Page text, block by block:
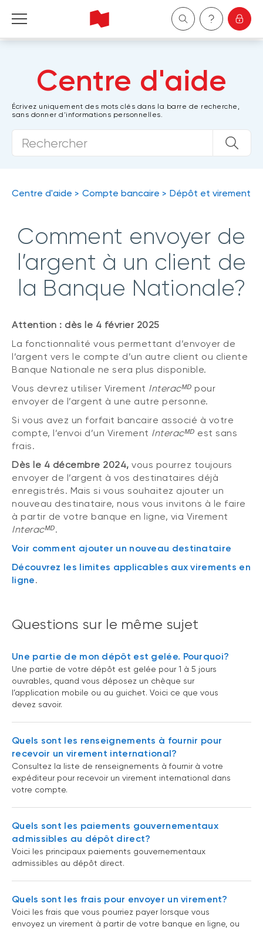
Entreprises
Gestion de patrimoine
Centre d'aide
Écrivez uniquement des mots clés dans la barre de recherche,
sans donner d'informations personnelles.
Centre d'aide Compte bancaire Dépôt et virement
Comment envoyer de
l’argent à un client de
la Banque Nationale?
Attention : dès le 4 février 2025
La fonctionnalité vous permettant d’envoyer de
l’argent vers le compte d’un autre client ou cliente
Banque Nationale ne sera plus disponible.
Vous devrez utiliser Virement Interacᴹᴰ pour
envoyer de l’argent à une autre personne.
Si vous avez un forfait bancaire associé à votre
compte, l’envoi d’un Virement Interacᴹᴰ est sans
frais.
Dès le 4 décembre 2024, vous pourrez toujours
envoyer de l’argent à vos destinataires déjà
enregistrés. Mais si vous souhaitez ajouter un
nouveau destinataire, nous vous invitons à le faire
à partir de votre banque en ligne, via Virement
Interacᴹᴰ.
Voir comment ajouter un nouveau destinataire
Découvrez les limites applicables aux virements en
ligne.
Questions sur le même sujet
Une partie de mon dépôt est gelée. Pourquoi?
Une partie de votre dépôt est gelée pour 1 à 5 jours
ouvrables, quand vous déposez un chèque sur
l’application mobile ou au guichet. Voici ce que vous
devez savoir.
Quels sont les renseignements à fournir pour
recevoir un virement international?
Consultez la liste de renseignements à fournir à votre
expéditeur pour recevoir un virement international dans
votre compte.
Quels sont les paiements gouvernementaux
admissibles au dépôt direct?
Voici les principaux paiements gouvernementaux
admissibles au dépôt direct.
Quels sont les frais pour envoyer un virement?
Voici les frais que vous pourriez payer lorsque vous
envoyez un virement à partir de votre banque en ligne, ou